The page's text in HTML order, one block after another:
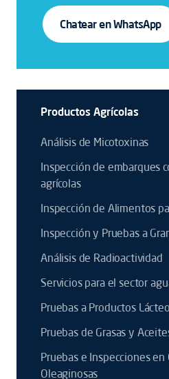
Chatear en WhatsApp
Productos Agrícolas
Análisis de Micotoxinas
Inspección de embarques
agrícolas
Inspección de Alimentos
Inspección y Pruebas a
Análisis de Radioactividad
Servicios para el sector
Pruebas a Productos
Pruebas de Grasas y
Pruebas e Inspecciones en
Oleaginosas